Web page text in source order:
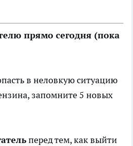
прямо сегодня (пока
в неловкую ситуацию
запомните 5 новых
перед тем, как выйти